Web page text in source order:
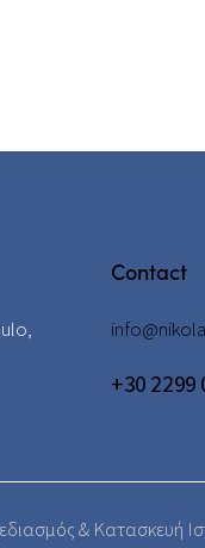
Contact
+30 2299
& Κατασκευή